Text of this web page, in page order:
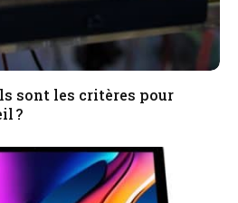
sont les critères pour
?